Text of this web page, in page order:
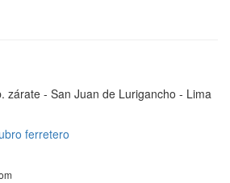
zárate - San Juan de Lurigancho - Lima
ferretero